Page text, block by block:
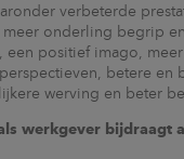
verbeterde
onderling begrip
een positief imago,
betere en
werving en beter
werkgever bijdraagt